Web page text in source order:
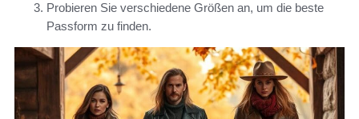
Probieren Sie verschiedene Größen an, um die beste
Passform zu finden.